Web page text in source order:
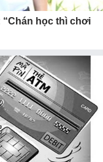
học thì chơi